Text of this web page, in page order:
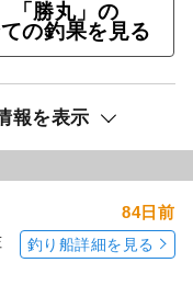
「勝丸」の
の釣果を見る
報を表示
84日前
釣り船詳細を見る